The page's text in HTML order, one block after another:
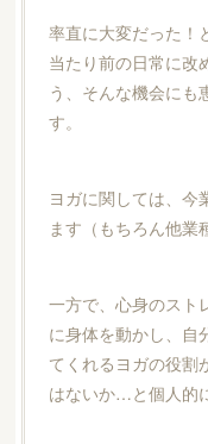
率直に大変だった！
当たり前の日常に改
う、そんな機会にも
す。
ヨガに関しては、今
ます（もちろん他業
一方で、心身のスト
に身体を動かし、自
てくれるヨガの役割
はないか…と個人的